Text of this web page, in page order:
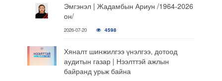
Эмгэнэл | Жадамбын Ариун /1964-2026
он/
2026-07-20 4598
Хяналт шинжилгээ үнэлгээ, дотоод
аудитын газар | Нээлттэй ажлын
байранд урьж байна